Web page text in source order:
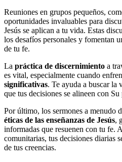
Reuniones en grupos pequeños,
oportunidades invaluables para
Jesús se aplican a tu vida. Estas
los desafíos personales y fomentan
de tu fe.
La práctica de discernimiento a
es vital, especialmente cuando
significativas. Te ayuda a buscar la
que tus decisiones se alineen con
Por último, los sermones a menudo
éticas de las enseñanzas de Jesús,
informadas que resuenen con tu fe.
comunitarias, tus decisiones diarias
de tus creencias.